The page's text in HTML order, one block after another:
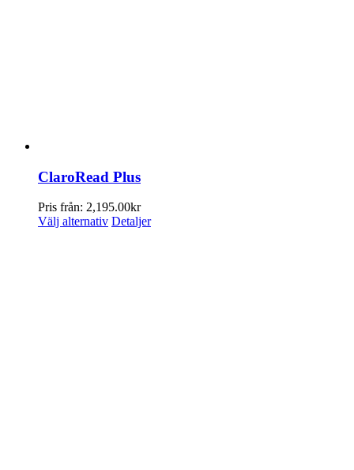
ClaroRead Plus
Pris från: 2,195.00kr
Välj alternativ Den
Detaljer